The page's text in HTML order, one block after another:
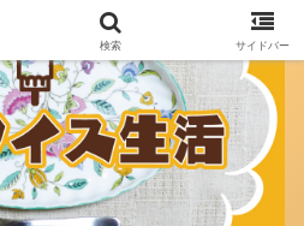
検索 サイドバー